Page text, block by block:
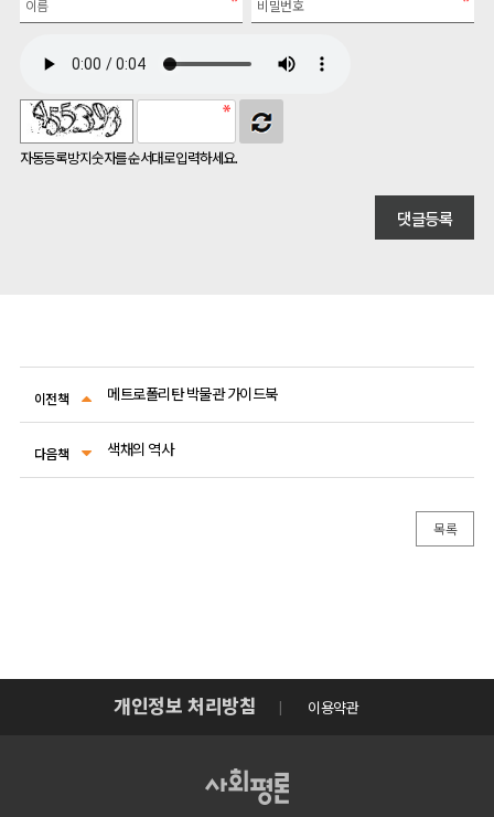
자동등록방지 숫자를 순서대로 입력하세요.
이전책 메트로폴리탄 박물관 가이드북
다음책 색채의 역사
목록
개인정보 처리방침 이용약관